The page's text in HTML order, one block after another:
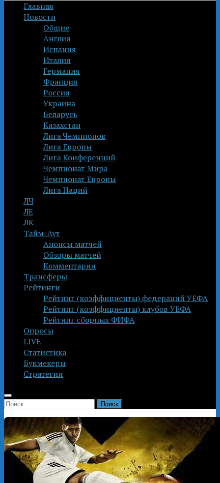
Главная
Новости
Общие
Англия
Испания
Италия
Германия
Франция
Россия
Украина
Беларусь
Казахстан
Лига Чемпионов
Лига Европы
Лига Конференций
Чемпионат Мира
Чемпионат Европы
Лига Наций
ЛЧ
ЛЕ
ЛК
Тайм-Аут
Анонсы матчей
Обзоры матчей
Комментарии
Трансферы
Рейтинги
Рейтинг (коэффициенты) федераций УЕФА
Рейтинг (коэффициенты) клубов УЕФА
Рейтинг сборных ФИФА
Опросы
LIVE
Статистика
Букмекеры
Стратегии
Найти: